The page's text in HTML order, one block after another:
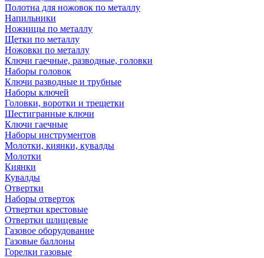
Полотна для ножовок по металлу
Напильники
Ножницы по металлу
Щетки по металлу
Ножовки по металлу
Ключи гаечные, разводные, головки
Наборы головок
Ключи разводные и трубные
Наборы ключей
Головки, воротки и трещетки
Шестигранные ключи
Ключи гаечные
Наборы инструментов
Молотки, киянки, кувалды
Молотки
Киянки
Кувалды
Отвертки
Наборы отверток
Отвертки крестовые
Отвертки шлицевые
Газовое оборудование
Газовые баллоны
Горелки газовые